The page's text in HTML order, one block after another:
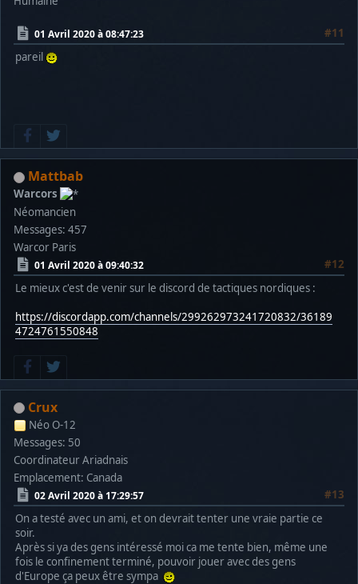
01 Avril 2020 à 08:47:23
#11
pareil
Mattbab
Warcors
Néomancien
Messages: 457
Warcor Paris
01 Avril 2020 à 09:40:32
#12
Le mieux c'est de venir sur le discord de tactiques nordiques :
https://discordapp.com/channels/299262973241720832/36189
4724761550848
Crux
Néo O-12
Messages: 50
Coordinateur Ariadnais
Emplacement: Canada
02 Avril 2020 à 17:29:57
#13
On a testé avec un ami, et on devrait tenter une vraie partie ce
soir.
Après si ya des gens intéressé moi ca me tente bien, même une
fois le confinement terminé, pouvoir jouer avec des gens
d'Europe ça peux être sympa